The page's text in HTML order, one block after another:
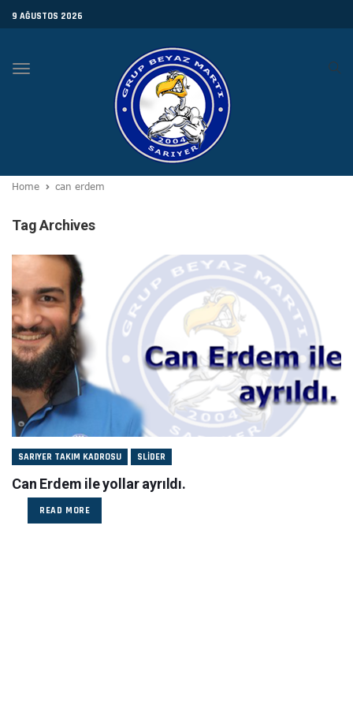
9 AĞUSTOS 2026
Toggle
Home can erdem
Tag Archives
SARIYER TAKIM KADROSU SLIDER
Can Erdem ile yollar ayrıldı.
READ MORE